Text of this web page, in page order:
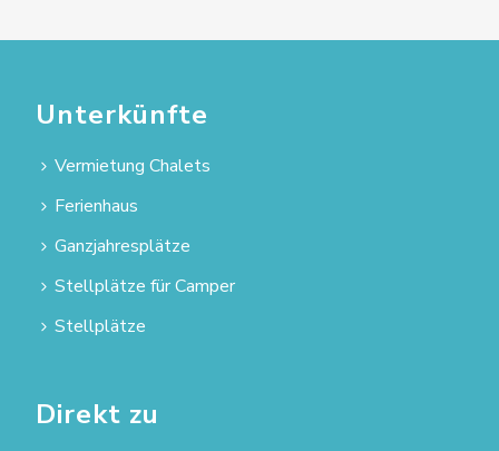
Unterkünfte
Vermietung Chalets
Ferienhaus
Ganzjahresplätze
Stellplätze für Camper
Stellplätze
Direkt zu